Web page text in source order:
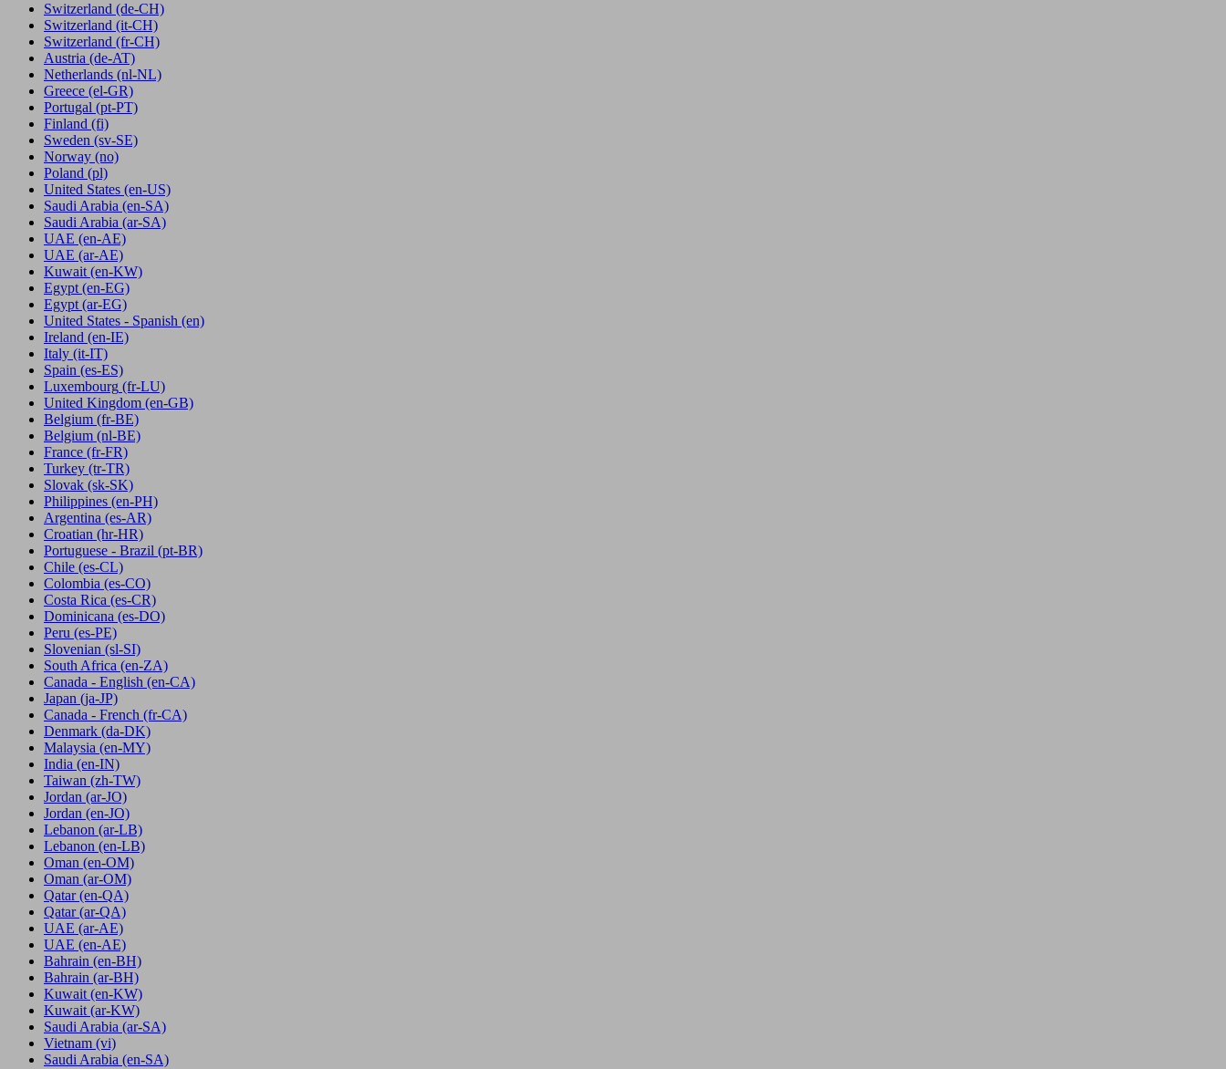
Switzerland (de-CH)
Switzerland (it-CH)
Switzerland (fr-CH)
Austria (de-AT)
Netherlands (nl-NL)
Greece (el-GR)
Portugal (pt-PT)
Finland (fi)
Sweden (sv-SE)
Norway (no)
Poland (pl)
United States (en-US)
Saudi Arabia (en-SA)
Saudi Arabia (ar-SA)
UAE (en-AE)
UAE (ar-AE)
Kuwait (en-KW)
Egypt (en-EG)
Egypt(ar-EG)
United States - Spanish (en)
Ireland (en-IE)
Italy (it-IT)
Spain (es-ES)
Luxembourg (fr-LU)
United Kingdom (en-GB)
Belgium (fr-BE)
Belgium (nl-BE)
France (fr-FR)
Turkey (tr-TR)
Slovak (sk-SK)
Philippines (en-PH)
Argentina (es-AR)
Croatian (hr-HR)
Portuguese - Brazil (pt-BR)
Chile (es-CL)
Colombia (es-CO)
Costa Rica (es-CR)
Dominicana (es-DO)
Peru (es-PE)
Slovenian (sl-SI)
South Africa (en-ZA)
Canada - English (en-CA)
Japan (ja-JP)
Canada - French (fr-CA)
Denmark (da-DK)
Malaysia (en-MY)
India (en-IN)
Taiwan (zh-TW)
Jordan (ar-JO)
Jordan (en-JO)
Lebanon (ar-LB)
Lebanon (en-LB)
Oman (en-OM)
Oman (ar-OM)
Qatar (en-QA)
Qatar (ar-QA)
UAE (ar-AE)
UAE (en-AE)
Bahrain (en-BH)
Bahrain (ar-BH)
Kuwait (en-KW)
Kuwait (ar-KW)
Saudi Arabia (ar-SA)
Vietnam (vi)
Saudi Arabia (en-SA)